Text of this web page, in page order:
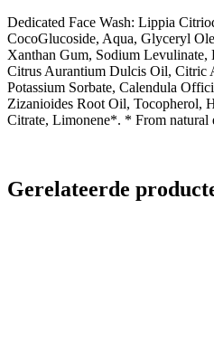
Dedicated Face Wash: Lippia
CocoGlucoside, Aqua, Glyceryl
Xanthan Gum, Sodium
Citrus Aurantium Dulcis Oil, Citric
Potassium Sorbate, Calendula
Zizanioides Root Oil, Tocopherol,
Citrate, Limonene*. * From natural
Gerelateerde